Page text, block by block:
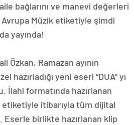
bağlarını ve manevi değerleri
Avrupa Müzik etiketiyle şimdi
yayında!
Özkan, Ramazan ayının
hazırladığı yeni eseri “DUA” yı
İlahi formatında hazırlanan
etiketiyle itibarıyla tüm dijital
Eserle birlikte hazırlanan klip